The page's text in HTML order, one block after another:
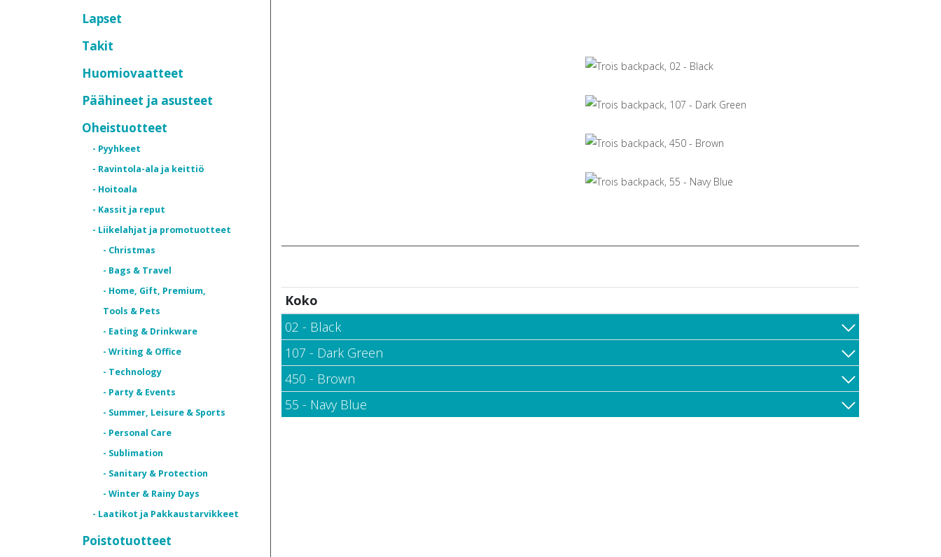
Lapset
Takit
Huomiovaatteet
Päähineet ja asusteet
Oheistuotteet
- Pyyhkeet
- Ravintola-ala ja keittiö
- Hoitoala
- Kassit ja reput
- Liikelahjat ja promotuotteet
- Christmas
- Bags & Travel
- Home, Gift, Premium,
Tools & Pets
- Eating & Drinkware
- Writing & Office
- Technology
- Party & Events
- Summer, Leisure & Sports
- Personal Care
- Sublimation
- Sanitary & Protection
- Winter & Rainy Days
- Laatikot ja Pakkaustarvikkeet
Poistotuotteet
Koko
02 - Black
107 - Dark Green
450 - Brown
55 - Navy Blue